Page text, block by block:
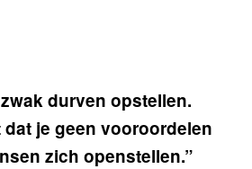
durven opstellen.
je geen vooroordelen
zich openstellen.”